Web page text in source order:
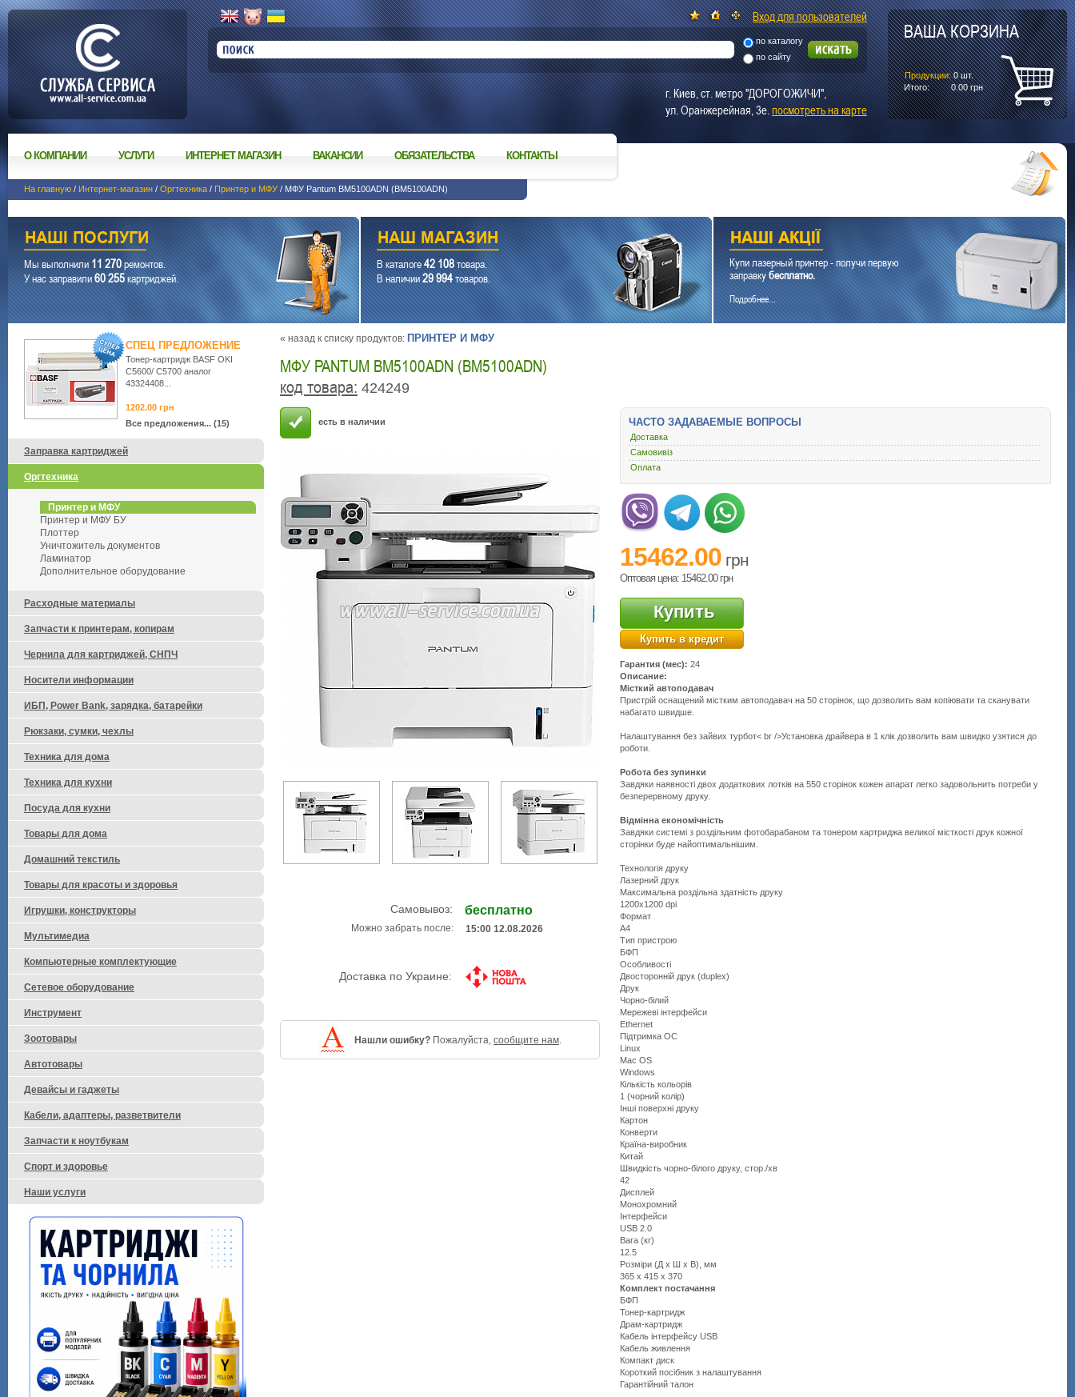
О КОМПАНИИ УСЛУГИ ИНТЕРНЕТ МАГАЗИН ВАКАНСИИ ОБЯЗАТЕЛЬСТВА КОНТАКТЫ
На главную / Интернет-магазин / Оргтехника / Принтер и МФУ / МФУ Pantum BM5100ADN (BM5100ADN)
Мы выполнили11 270ремонтов.
У нас заправили60 255картриджей.
В каталоге42 108товара.
В наличии29 994товаров.
Купи лазерный принтер - получи первую
заправкубесплатно.
Подробнее...
« назад к списку продуктов: ПРИНТЕР И МФУ
МФУ PANTUM BM5100ADN (BM5100ADN)
код товара: 424249
есть в наличии
Самовывоз: бесплатно
Можно забрать после: 15:00 12.08.2026
Доставка по Украине:
Нашли ошибку? Пожалуйста, сообщите нам.
ЧАСТО ЗАДАВАЕМЫЕ ВОПРОСЫ
Доставка
Самовивіз
Оплата
15462.00 грн
Оптовая цена: 15462.00 грн
Купить
Купить в кредит
Гарантия (мес): 24
Описание:
Місткий автоподавач
Пристрій оснащений містким автоподавач на 50 сторінок, що дозволить вам копіювати та сканувати
набагато швидше.
Налаштування без зайвих турбот< br />Установка драйвера в 1 клік дозволить вам швидко узятися до
роботи.
Робота без зупинки
Завдяки наявності двох додаткових лотків на 550 сторінок кожен апарат легко задовольнить потреби у
безперервному друку.
Відмінна економічність
Завдяки системі з роздільним фотобарабаном та тонером картриджа великої місткості друк кожної
сторінки буде найоптимальнішим.
Технологія друку
Лазерний друк
Максимальна роздільна здатність друку
1200x1200 dpi
Формат
А4
Тип пристрою
БФП
Особливості
Двосторонній друк (duplex)
Друк
Чорно-білий
Мережеві інтерфейси
Ethernet
Підтримка ОС
Linux
Mac OS
Windows
Кількість кольорів
1 (чорний колір)
Інші поверхні друку
Картон
Конверти
Країна-виробник
Китай
Швидкість чорно-білого друку, стор./хв
42
Дисплей
Монохромний
Інтерфейси
USB 2.0
Вага (кг)
12.5
Розміри (Д х Ш х В), мм
365 x 415 x 370
Комплект постачання
БФП
Тонер-картридж
Драм-картридж
Кабель інтерфейсу USB
Кабель живлення
Компакт диск
Короткий посібник з налаштування
Гарантійний талон
СПЕЦ ПРЕДЛОЖЕНИЕ
Тонер-картридж BASF OKI
C5600/ C5700 аналог
43324408...
1202.00 грн
Все предложения... (15)
Заправка картриджей
Оргтехника
Принтер и МФУ
Принтер и МФУ БУ
Плоттер
Уничтожитель документов
Ламинатор
Дополнительное оборудование
Расходные материалы
Запчасти к принтерам, копирам
Чернила для картриджей, СНПЧ
Носители информации
ИБП, Power Bank, зарядка, батарейки
Рюкзаки, сумки, чехлы
Техника для дома
Техника для кухни
Посуда для кухни
Товары для дома
Домашний текстиль
Товары для красоты и здоровья
Игрушки, конструкторы
Мультимедиа
Компьютерные комплектующие
Сетевое оборудование
Инструмент
Зоотовары
Автотовары
Девайсы и гаджеты
Кабели, адаптеры, разветвители
Запчасти к ноутбукам
Спорт и здоровье
Наши услуги
ВАША КОРЗИНА
Продукции: 0шт.
Итого:
0.00 грн
Вход для пользователей
по каталогу
по сайту
г. Киев, ст. метро "ДОРОГОЖИЧИ",
ул. Оранжерейная, 3е.посмотреть на карте